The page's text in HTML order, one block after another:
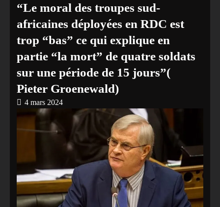
“Le moral des troupes sud-
africaines déployées en RDC est
trop “bas” ce qui explique en
partie “la mort” de quatre soldats
sur une période de 15 jours”(
Pieter Groenewald)
4 mars 2024